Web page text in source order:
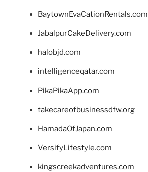
BaytownEvaCationRentals.com
JabalpurCakeDelivery.com
halobjd.com
intelligenceqatar.com
PikaPikaApp.com
takecareofbusinessdfw.org
HamadaOfJapan.com
VersifyLifestyle.com
kingscreekadventures.com